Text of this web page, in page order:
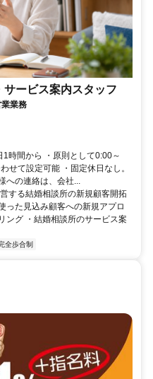
ービス案内スタッフ
業務
時間から ・原則として0:00～
せて設定可能 ・固定休日なし。
への連絡は、会社...
する結婚相談所の新規顧客開拓
った見込み顧客への新規アプロ
ング ・結婚相談所のサービス案
全歩合制